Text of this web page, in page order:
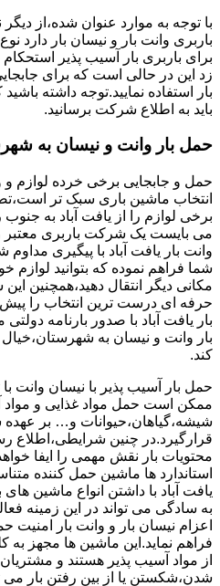
با توجه به موارد عنوان شده،از
باربری وانت بار و نیسان بار دارد
برای باربری بار آسیب پذیر
زد این در حالی است که برای
بار استفاده نمایید.توجه داشته
باید به اطلاع شرکت برسانید.
حمل بار وانت و نیسان به
حمل و جابجایی برخی خرده لوازم
انتخاب ماشین باری سبک تر
برخی لوازم را از یافت آباد به جنوب
می بایست یک شرکت باربری معتبر
وانت بار یافت آباد با پیگیری
شما فراهم نموده که بتوانید لوازم
مکانی دیگر انتقال دهید،همچنین
حرفه ای درست ترین انتخاب را
بار یافت آباد با صدور بارنامه
بار وانت و نیسان به
کند.
حمل بار آسیب پذیر با نیسان وانت
ممکن است حمل مواد غذایی و مواد
شیشه،گیاهان،حیوانات و… بر
قرارگیرد.در چنین
محتویات بار نقش مهمی را ایفا
استاندارد ها ماشین حمل کننده
یافت آباد با داشتن انواع ماشین
به سادگی می تواند در این زمینه
اعزام نیسان بار و وانت بار امنیت
فراهم نماید.این ماشین ها مجهز به
از مواد آسیب پذیر هستند و
شدن،شکستن یا از بین رفتن بار می